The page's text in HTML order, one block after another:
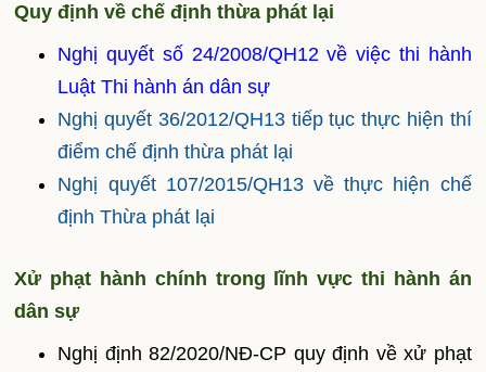
Quy định về chế định thừa phát lại
Nghị quyết số 24/2008/QH12 về việc thi hành
Luật Thi hành án dân sự
Nghị quyết 36/2012/QH13 tiếp tục thực hiện thí
điểm chế định thừa phát lại
Nghị quyết 107/2015/QH13 về thực hiện chế
định Thừa phát lại
Xử phạt hành chính trong lĩnh vực thi hành án
dân sự
Nghị định 82/2020/NĐ-CP quy định về xử phạt